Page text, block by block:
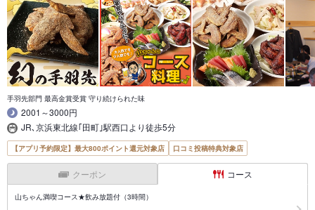
手羽先部門 最高金賞受賞 守り続けられた味
2001～3000円
JR､京浜東北線｢田町｣駅西口より徒歩5分
【アプリ予約限定】最大800ポイント還元対象店 口コミ投稿特典対象店
クーポン コース
山ちゃん満喫コース★飲み放題付（3時間）